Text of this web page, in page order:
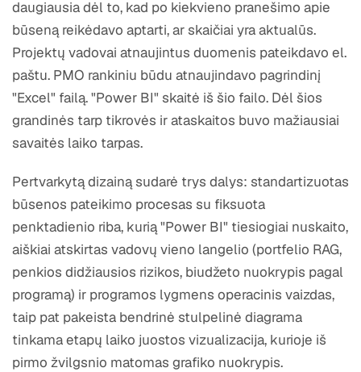
daugiausia dėl to, kad po kiekvieno pranešimo apie
būseną reikėdavo aptarti, ar skaičiai yra aktualūs.
Projektų vadovai atnaujintus duomenis pateikdavo el.
paštu. PMO rankiniu būdu atnaujindavo pagrindinį
"Excel" failą. "Power BI" skaitė iš šio failo. Dėl šios
grandinės tarp tikrovės ir ataskaitos buvo mažiausiai
savaitės laiko tarpas.
Pertvarkytą dizainą sudarė trys dalys: standartizuotas
būsenos pateikimo procesas su fiksuota
penktadienio riba, kurią "Power BI" tiesiogiai nuskaito,
aiškiai atskirtas vadovų vieno langelio (portfelio RAG,
penkios didžiausios rizikos, biudžeto nuokrypis pagal
programą) ir programos lygmens operacinis vaizdas,
taip pat pakeista bendrinė stulpelinė diagrama
tinkama etapų laiko juostos vizualizacija, kurioje iš
pirmo žvilgsnio matomas grafiko nuokrypis.